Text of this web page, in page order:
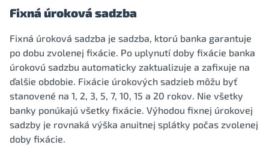
Fixná úroková sadzba
Fixná úroková sadzba je sadzba, ktorú banka garantuje
po dobu zvolenej fixácie. Po uplynutí doby fixácie banka
úrokovú sadzbu automaticky zaktualizuje a zafixuje na
ďalšie obdobie. Fixácie úrokových sadzieb môžu byť
stanovené na 1, 2, 3, 5, 7, 10, 15 a 20 rokov. Nie všetky
banky ponúkajú všetky fixácie. Výhodou fixnej úrokovej
sadzby je rovnaká výška anuitnej splátky počas zvolenej
doby fixácie.